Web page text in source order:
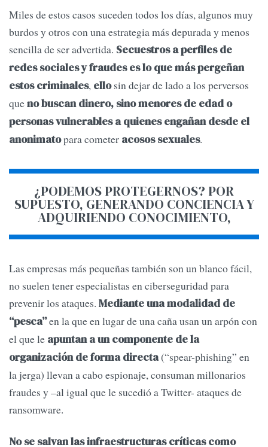
Miles de estos casos suceden todos los días, algunos muy
burdos y otros con una estrategia más depurada y menos
sencilla de ser advertida. Secuestros a perfiles de
redes sociales y fraudes es lo que más pergeñan
estos criminales, ellosin dejar de lado a los perversos
queno buscan dinero, sino menores de edad o
personas vulnerables a quienes engañan desde el
anonimatopara cometer acosos sexuales.
¿PODEMOS PROTEGERNOS? POR
SUPUESTO, GENERANDO CONCIENCIA Y
ADQUIRIENDO CONOCIMIENTO,
Las empresas más pequeñas también son un blanco fácil,
no suelen tener especialistas en ciberseguridad para
prevenir los ataques. Mediante una modalidad de
“pesca”en la que en lugar de una caña usan un arpón con
el que le apuntan a un componente de la
organización de forma directa(“spear-phishing” en
la jerga) llevan a cabo espionaje, consuman millonarios
fraudes y –al igual que le sucedió a Twitter- ataques de
ransomware.
No se salvan las infraestructuras críticas como